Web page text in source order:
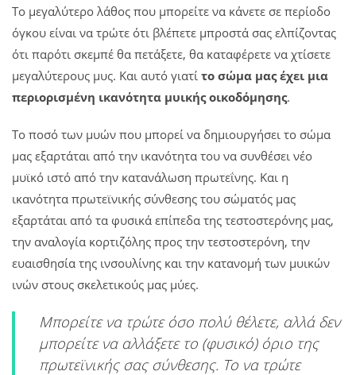
Το μεγαλύτερο λάθος που μπορείτε να κάνετε σε περίοδο
όγκου είναι να τρώτε ότι βλέπετε μπροστά σας ελπίζοντας
ότι παρότι σκεμπέ θα πετάξετε, θα καταφέρετε να χτίσετε
μεγαλύτερους μυς. Και αυτό γιατί το σώμα μας έχει μια
περιορισμένη ικανότητα μυικής οικοδόμησης.
Το ποσό των μυών που μπορεί να δημιουργήσει το σώμα
μας εξαρτάται από την ικανότητα του να συνθέσει νέο
μυϊκό ιστό από την κατανάλωση πρωτεΐνης. Και η
ικανότητα πρωτεϊνικής σύνθεσης του σώματός μας
εξαρτάται από τα φυσικά επίπεδα της τεστοστερόνης μας,
την αναλογία κορτιζόλης προς την τεστοστερόνη, την
ευαισθησία της ινσουλίνης και την κατανομή των μυικών
ινών στους σκελετικούς μας μύες.
Μπορείτε να τρώτε όσο πολύ θέλετε, αλλά δεν
μπορείτε να αλλάξετε το (φυσικό) όριο της
πρωτεϊνικής σας σύνθεσης. Το να τρώτε